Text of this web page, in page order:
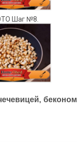
Шаг №8.
беконом